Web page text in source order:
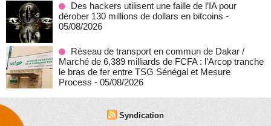
Des hackers utilisent une faille de l’IA pour
dérober 130 millions de dollars en bitcoins -
05/08/2026
Réseau de transport en commun de Dakar /
Marché de 6,389 milliards de FCFA : l’Arcop tranche
le bras de fer entre TSG Sénégal et Mesure
Process - 05/08/2026
Syndication